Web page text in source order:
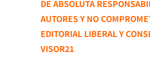
DE ABSOLUTA
AUTORES Y NO
EDITORIAL LIBERAL Y
VISOR21